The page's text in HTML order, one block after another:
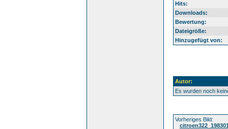
Hits:
Downloads:
Bewertung:
Dateigröße:
Hinzugefügt von:
Autor:
Es wurden noch
Vorheriges Bild: